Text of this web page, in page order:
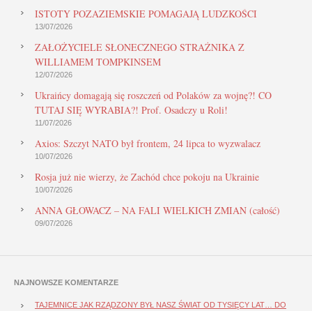
ISTOTY POZAZIEMSKIE POMAGAJĄ LUDZKOŚCI
13/07/2026
ZAŁOŻYCIELE SŁONECZNEGO STRAŻNIKA Z
WILLIAMEM TOMPKINSEM
12/07/2026
Ukraińcy domagają się roszczeń od Polaków za wojnę?! CO
TUTAJ SIĘ WYRABIA?! Prof. Osadczy u Roli!
11/07/2026
Axios: Szczyt NATO był frontem, 24 lipca to wyzwalacz
10/07/2026
Rosja już nie wierzy, że Zachód chce pokoju na Ukrainie
10/07/2026
ANNA GŁOWACZ – NA FALI WIELKICH ZMIAN (całość)
09/07/2026
NAJNOWSZE KOMENTARZE
TAJEMNICE JAK RZĄDZONY BYŁ NASZ ŚWIAT OD TYSIĘCY LAT… DO